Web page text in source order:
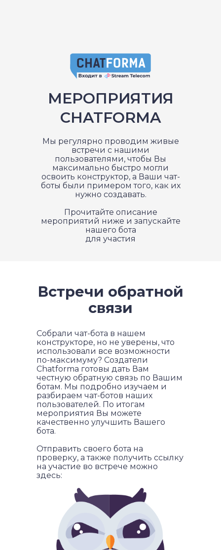
МЕРОПРИЯТИЯ
CHATFORMA
Мы регулярно проводим живые
встречи с нашими
пользователями, чтобы Вы
максимально быстро могли
освоить конструктор, а Ваши чат-
боты были примером того, как их
нужно создавать.
Прочитайте описание
мероприятий ниже и запускайте
нашего бота
для участия
Встречи обратной
связи
Собрали чат-бота в нашем
конструкторе, но не уверены, что
использовали все возможности
по-максимуму? Создатели
Chatforma готовы дать Вам
честную обратную связь по Вашим
ботам. Мы подробно изучаем и
разбираем чат-ботов наших
пользователей. По итогам
мероприятия Вы можете
качественно улучшить Вашего
бота.
Отправить своего бота на
проверку, а также получить ссылку
на участие во встрече можно
здесь: